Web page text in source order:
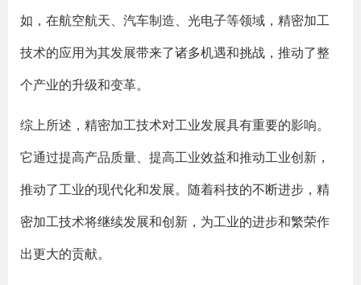
如，在航空航天、汽车制造、光电子等领域，精密加工
技术的应用为其发展带来了诸多机遇和挑战，推动了整
个产业的升级和变革。
综上所述，精密加工技术对工业发展具有重要的影响。
它通过提高产品质量、提高工业效益和推动工业创新，
推动了工业的现代化和发展。随着科技的不断进步，精
密加工技术将继续发展和创新，为工业的进步和繁荣作
出更大的贡献。